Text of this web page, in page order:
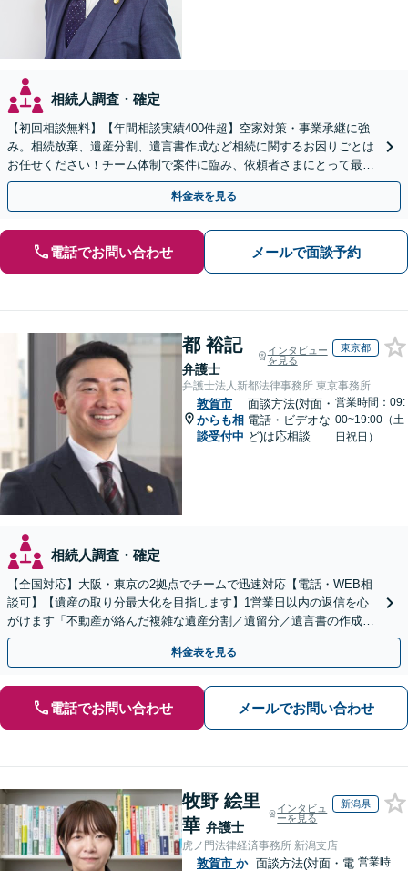
相続人調査・確定
【初回相談無料】【年間相談実績400件超】空家対策・事業承継に強
み。相続放棄、遺産分割、遺言書作成など相続に関するお困りごとは
お任せください！チーム体制で案件に臨み、依頼者さまにとって最善
の解決を目指します【堅田駅4分】【無料駐車場あり】
料金表を見る
電話でお問い合わせ メールで面談予約
都 裕記
弁護士
インタビュー
を見る
東京都
弁護士法人新都法律事務所 東京事務所
敦賀市
からも相
談受付中
面談方法(対面・
電話・ビデオな
ど)は応相談
営業時間：09:
00~19:00（土
日祝日）
相続人調査・確定
【全国対応】大阪・東京の2拠点でチームで迅速対応【電話・WEB相
談可】【遺産の取り分最大化を目指します】1営業日以内の返信を心
がけます「不動産が絡んだ複雑な遺産分割／遺留分／遺言書の作成・
執行／事業承継など、お任せください」【休日相談あり】
料金表を見る
電話でお問い合わせ メールでお問い合わせ
牧野 絵里
華 弁護士
インタビュ
ーを見る
新潟県
虎ノ門法律経済事務所 新潟支店
敦賀市 か 面談方法(対面・電 営業時